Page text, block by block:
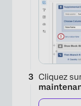
Cliquez